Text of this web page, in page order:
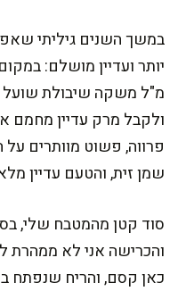
במשך השנים גיליתי
מ"ל משקה שיבולת שועל
ולקבל מרק עדיין מחמם
פרווה, פשוט מוותרים
שמן זית, והטעם עדיין
סוד קטן מהמטבח שלי,
והכרישה אני לא ממהרת
כאן קסם, והריח שנפתח